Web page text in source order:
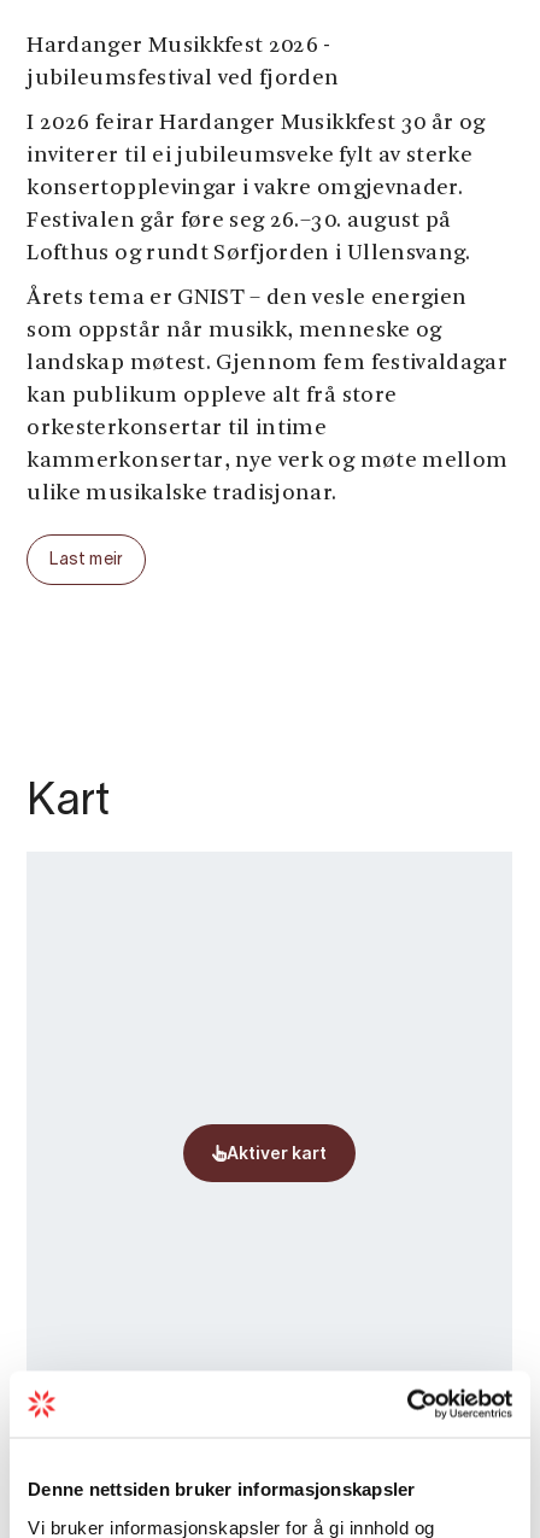
Denne nettsiden bruker informasjonskapsler
Vi bruker informasjonskapsler for å gi innhold og
Hardanger Musikkfest 2026 -
jubileumsfestival ved fjorden
I 2026 feirar Hardanger Musikkfest 30 år og
inviterer til ei jubileumsveke fylt av sterke
konsertopplevingar i vakre omgjevnader.
Festivalen går føre seg 26.–30. august på
Lofthus og rundt Sørfjorden i Ullensvang.
Årets tema er GNIST – den vesle energien
som oppstår når musikk, menneske og
landskap møtest. Gjennom fem festivaldagar
kan publikum oppleve alt frå store
orkesterkonsertar til intime
kammerkonsertar, nye verk og møte mellom
ulike musikalske tradisjonar.
Konsertane finn stad i kyrkjer, konsertsalar
og andre særprega rom mellom fjord og fjell.
konsertrom – frå kyrkjer og kultursalar til
landskap der fjorden og fjella spelar med.
Last meir
Kart
Prisar